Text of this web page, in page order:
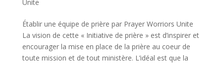
Unite
Établir une équipe de prière par Prayer Worriors Unite
La vision de cette « Initiative de prière » est d’inspirer et
encourager la mise en place de la prière au coeur de
toute mission et de tout ministère. L’idéal est que la